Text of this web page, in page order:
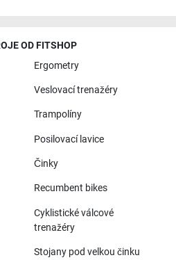
OD FITSHOP
Ergometry
Veslovací trenažéry
Trampolíny
Posilovací lavice
Činky
Recumbent bikes
Cyklistické válcové
trenažéry
Stojany pod velkou činku